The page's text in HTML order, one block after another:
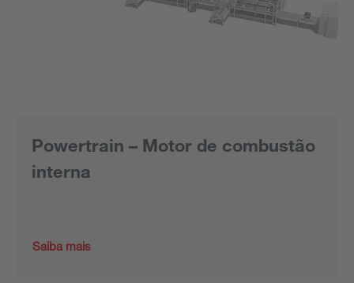
Powertrain – Motor de combustão
interna
Saiba mais